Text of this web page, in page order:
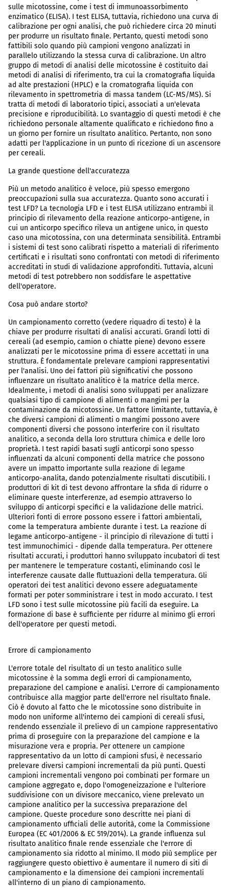
sulle micotossine, come i test di immunoassorbimento
enzimatico (ELISA). I test ELISA, tuttavia, richiedono una curva di
calibrazione per ogni analisi, che può richiedere circa 20 minuti
per produrre un risultato finale. Pertanto, questi metodi sono
fattibili solo quando più campioni vengono analizzati in
parallelo utilizzando la stessa curva di calibrazione. Un altro
gruppo di metodi di analisi delle micotossine è costituito dai
metodi di analisi di riferimento, tra cui la cromatografia liquida
ad alte prestazioni (HPLC) e la cromatografia liquida con
rilevamento in spettrometria di massa tandem (LC-MS/MS). Si
tratta di metodi di laboratorio tipici, associati a un'elevata
precisione e riproducibilità. Lo svantaggio di questi metodi è che
richiedono personale altamente qualificato e richiedono fino a
un giorno per fornire un risultato analitico. Pertanto, non sono
adatti per l'applicazione in un punto di ricezione di un ascensore
per cereali.
La grande questione dell'accuratezza
Più un metodo analitico è veloce, più spesso emergono
preoccupazioni sulla sua accuratezza. Quanto sono accurati i
test LFD? La tecnologia LFD e i test ELISA utilizzano entrambi il
principio di rilevamento della reazione anticorpo-antigene, in
cui un anticorpo specifico rileva un antigene unico, in questo
caso una micotossina, con una determinata sensibilità. Entrambi
i sistemi di test sono calibrati rispetto a materiali di riferimento
certificati e i risultati sono confrontati con metodi di riferimento
accreditati in studi di validazione approfonditi. Tuttavia, alcuni
metodi di test potrebbero non soddisfare le aspettative
dell'operatore.
Cosa può andare storto?
Un campionamento corretto (vedere riquadro di testo) è la
chiave per produrre risultati di analisi accurati. Grandi lotti di
cereali (ad esempio, camion o chiatte piene) devono essere
analizzati per le micotossine prima di essere accettati in una
struttura. È fondamentale prelevare campioni rappresentativi
per l'analisi. Uno dei fattori più significativi che possono
influenzare un risultato analitico è la matrice della merce.
Idealmente, i metodi di analisi sono sviluppati per analizzare
qualsiasi tipo di campione di alimenti o mangimi per la
contaminazione da micotossine. Un fattore limitante, tuttavia, è
che diversi campioni di alimenti o mangimi possono avere
componenti diversi che possono interferire con il risultato
analitico, a seconda della loro struttura chimica e delle loro
proprietà. I test rapidi basati sugli anticorpi sono spesso
influenzati da alcuni componenti della matrice che possono
avere un impatto importante sulla reazione di legame
anticorpo-analita, dando potenzialmente risultati discutibili. I
produttori di kit di test devono affrontare la sfida di ridurre o
eliminare queste interferenze, ad esempio attraverso lo
sviluppo di anticorpi specifici e la validazione delle matrici.
Ulteriori fonti di errore possono essere i fattori ambientali,
come la temperatura ambiente durante i test. La reazione di
legame anticorpo-antigene - il principio di rilevazione di tutti i
test immunochimici - dipende dalla temperatura. Per ottenere
risultati accurati, i produttori hanno sviluppato incubatori di test
per mantenere le temperature costanti, eliminando così le
interferenze causate dalle fluttuazioni della temperatura. Gli
operatori dei test analitici devono essere adeguatamente
formati per poter somministrare i test in modo accurato. I test
LFD sono i test sulle micotossine più facili da eseguire. La
formazione di base è sufficiente per ridurre al minimo gli errori
dell'operatore per questi metodi.
Errore di campionamento
L'errore totale del risultato di un testo analitico sulle
micotossine è la somma degli errori di campionamento,
preparazione del campione e analisi. L'errore di campionamento
contribuisce alla maggior parte dell'errore nel risultato finale.
Ciò è dovuto al fatto che le micotossine sono distribuite in
modo non uniforme all'interno dei campioni di cereali sfusi,
rendendo essenziale il prelievo di un campione rappresentativo
prima di proseguire con la preparazione del campione e la
misurazione vera e propria. Per ottenere un campione
rappresentativo da un lotto di campioni sfusi, è necessario
prelevare diversi campioni incrementali da più punti. Questi
campioni incrementali vengono poi combinati per formare un
campione aggregato e, dopo l'omogeneizzazione e l'ulteriore
suddivisione con un divisore meccanico, viene prelevato un
campione analitico per la successiva preparazione del
campione. Queste procedure sono descritte nei piani di
campionamento ufficiali delle autorità, come la Commissione
Europea (EC 401/2006 & EC 519/2014). La grande influenza sul
risultato analitico finale rende essenziale che l'errore di
campionamento sia ridotto al minimo. Il modo più semplice per
raggiungere questo obiettivo è aumentare il numero di siti di
campionamento e la dimensione dei campioni incrementali
all'interno di un piano di campionamento.